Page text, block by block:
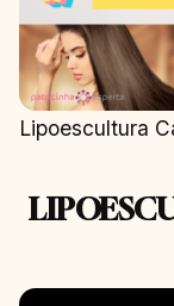
Lipoescultura